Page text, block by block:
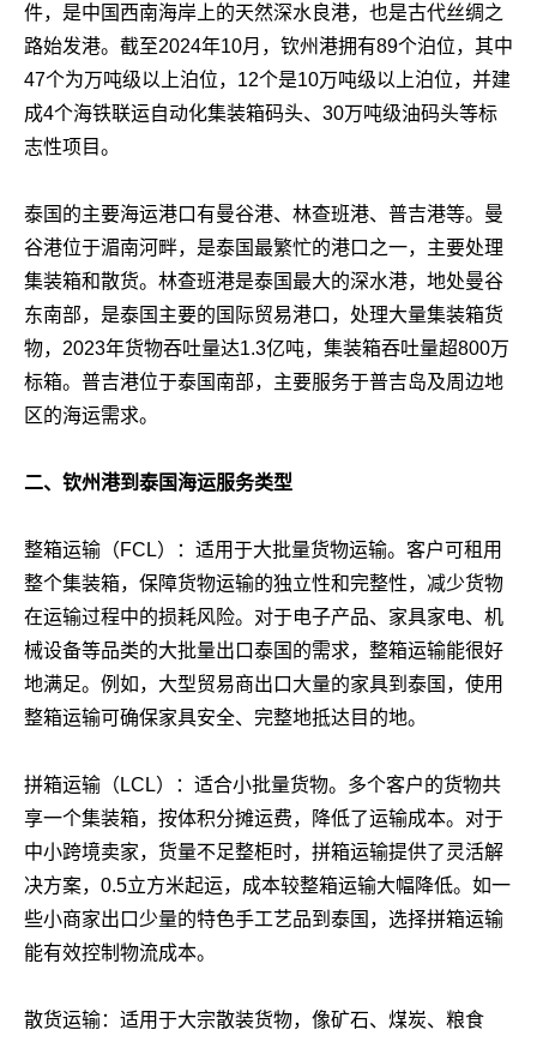
件，是中国西南海岸上的天然深水良港，也是古代丝绸之
路始发港。截至2024年10月，钦州港拥有89个泊位，其中
47个为万吨级以上泊位，12个是10万吨级以上泊位，并建
成4个海铁联运自动化集装箱码头、30万吨级油码头等标
志性项目。
泰国的主要海运港口有曼谷港、林查班港、普吉港等。曼
谷港位于湄南河畔，是泰国最繁忙的港口之一，主要处理
集装箱和散货。林查班港是泰国最大的深水港，地处曼谷
东南部，是泰国主要的国际贸易港口，处理大量集装箱货
物，2023年货物吞吐量达1.3亿吨，集装箱吞吐量超800万
标箱。普吉港位于泰国南部，主要服务于普吉岛及周边地
区的海运需求。
二、钦州港到泰国海运服务类型
整箱运输（FCL）：适用于大批量货物运输。客户可租用
整个集装箱，保障货物运输的独立性和完整性，减少货物
在运输过程中的损耗风险。对于电子产品、家具家电、机
械设备等品类的大批量出口泰国的需求，整箱运输能很好
地满足。例如，大型贸易商出口大量的家具到泰国，使用
整箱运输可确保家具安全、完整地抵达目的地。
拼箱运输（LCL）：适合小批量货物。多个客户的货物共
享一个集装箱，按体积分摊运费，降低了运输成本。对于
中小跨境卖家，货量不足整柜时，拼箱运输提供了灵活解
决方案，0.5立方米起运，成本较整箱运输大幅降低。如一
些小商家出口少量的特色手工艺品到泰国，选择拼箱运输
能有效控制物流成本。
散货运输：适用于大宗散装货物，像矿石、煤炭、粮食